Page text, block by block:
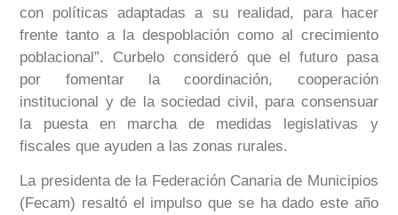
con políticas adaptadas a su realidad, para hacer
frente tanto a la despoblación como al crecimiento
poblacional”. Curbelo consideró que el futuro pasa
por fomentar la coordinación, cooperación
institucional y de la sociedad civil, para consensuar
la puesta en marcha de medidas legislativas y
fiscales que ayuden a las zonas rurales.
La presidenta de la Federación Canaria de Municipios
(Fecam) resaltó el impulso que se ha dado este año